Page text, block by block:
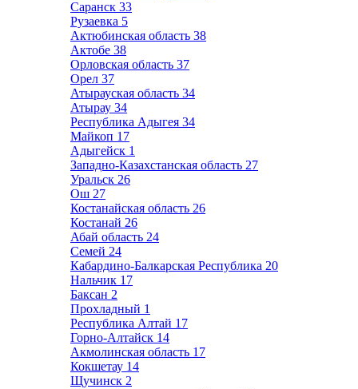
Саранск 33
Рузаевка 5
Актюбинская область 38
Актобе 38
Орловская область 37
Орел 37
Атырауская область 34
Атырау 34
Республика Адыгея 34
Майкоп 17
Адыгейск 1
Западно-Казахстанская область 27
Уральск 26
Ош 27
Костанайская область 26
Костанай 26
Абай область 24
Семей 24
Кабардино-Балкарская Республика 20
Нальчик 17
Баксан 2
Прохладный 1
Республика Алтай 17
Горно-Алтайск 14
Акмолинская область 17
Кокшетау 14
Щучинск 2